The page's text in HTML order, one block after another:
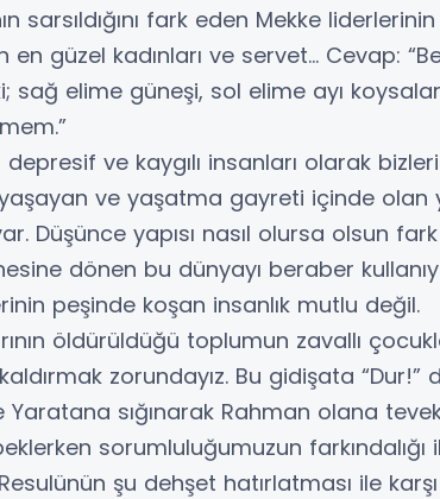
sarsıldığını fark eden Mekke
en güzel kadınları ve servet... Cevap:
sağ elime güneşi, sol elime ayı
depresif ve kaygılı insanları olarak
ve yaşatma gayreti içinde
Düşünce yapısı nasıl olursa olsun
dönen bu dünyayı beraber
peşinde koşan insanlık mutlu değil.
öldürüldüğü toplumun zavallı
zorundayız. Bu gidişata “Dur!”
Yaratana sığınarak Rahman olana
sorumluluğumuzun farkındalığı
şu dehşet hatırlatması ile karşı